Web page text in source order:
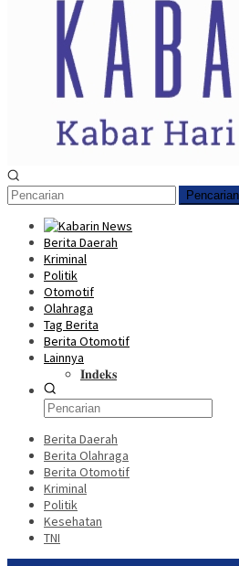
Pencarian
Berita Daerah
Kriminal
Politik
Otomotif
Olahraga
Tag Berita
Berita Otomotif
Lainnya
𝐈𝐧𝐝𝐞𝐤𝐬
Berita Daerah
Berita Olahraga
Berita Otomotif
Kriminal
Politik
Kesehatan
TNI